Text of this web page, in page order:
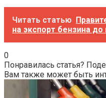
Читать статью
на экспорт бензина до
0
Понравилась статья?
Вам также может быть